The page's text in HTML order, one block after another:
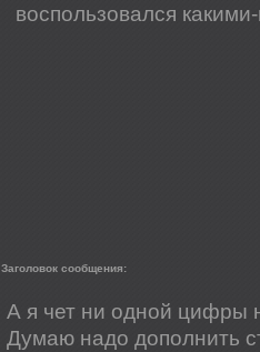
воспользовался
Заголовок сообщения:
А я чет ни одной цифры
Думаю надо дополнить